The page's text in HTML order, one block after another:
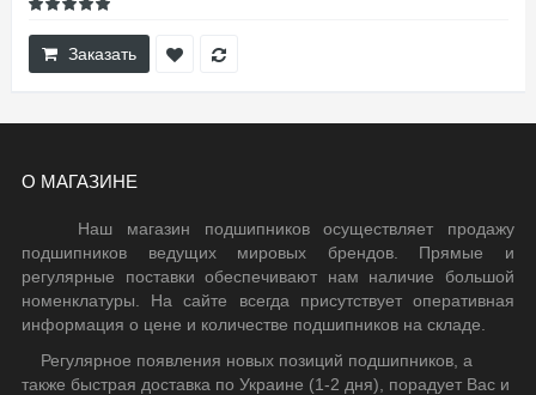
Заказать
О МАГАЗИНЕ
Наш магазин подшипников осуществляет продажу
подшипников ведущих мировых брендов. Прямые и
регулярные поставки обеспечивают нам наличие большой
номенклатуры. На сайте всегда присутствует оперативная
информация о цене и количестве подшипников на складе.
Регулярное появления новых позиций подшипников, а
также быстрая доставка по Украине (1-2 дня), порадует Вас и